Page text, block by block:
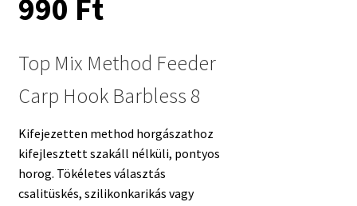
990 Ft
Top Mix Method Feeder
Carp Hook Barbless 8
Kifejezetten method horgászathoz
kifejlesztett szakáll nélküli, pontyos
horog. Tökéletes választás
csalitüskés, szilikonkarikás vagy